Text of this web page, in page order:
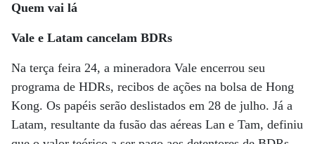
Quem vai lá
Vale e Latam cancelam BDRs
Na terça feira 24, a mineradora Vale encerrou seu
programa de HDRs, recibos de ações na bolsa de Hong
Kong. Os papéis serão deslistados em 28 de julho. Já a
Latam, resultante da fusão das aéreas Lan e Tam, definiu